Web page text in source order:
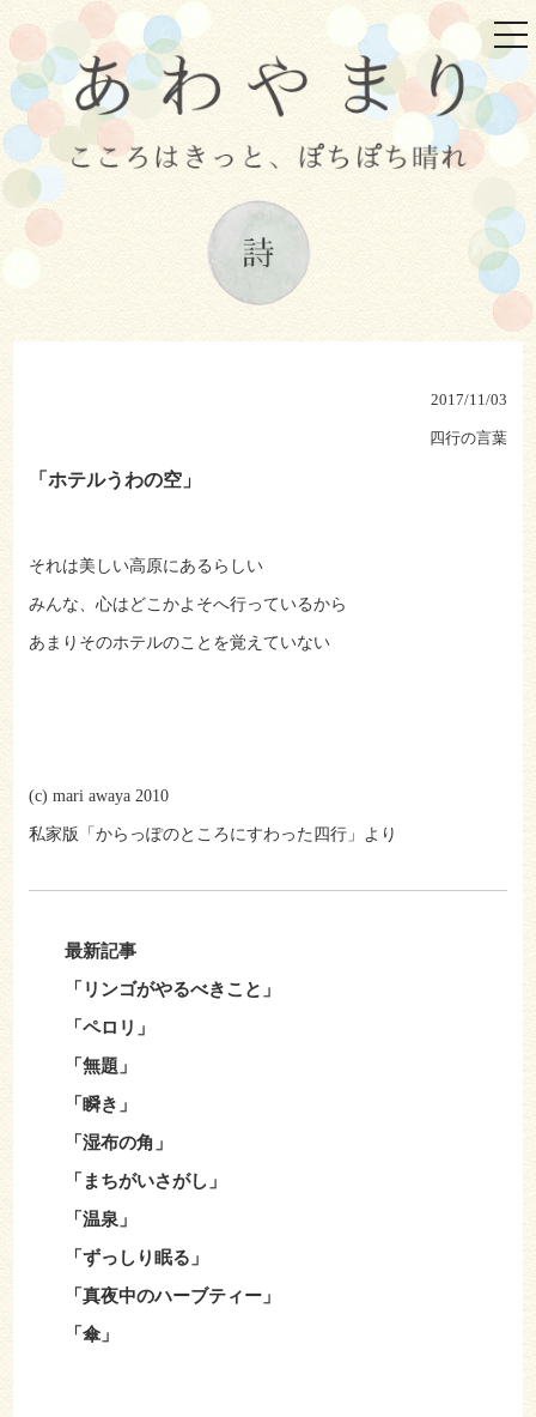
最新記事
「リンゴがやるべきこと」
「ペロリ」
「無題」
「瞬き」
「湿布の角」
「まちがいさがし」
「温泉」
「ずっしり眠る」
「真夜中のハーブティー」
「傘」
2017/11/03
四行の言葉
「ホテルうわの空」
それは美しい高原にあるらしい
みんな、心はどこかよそへ行っているから
あまりそのホテルのことを覚えていない
(c) mari awaya 2010
私家版「からっぽのところにすわった四行」より